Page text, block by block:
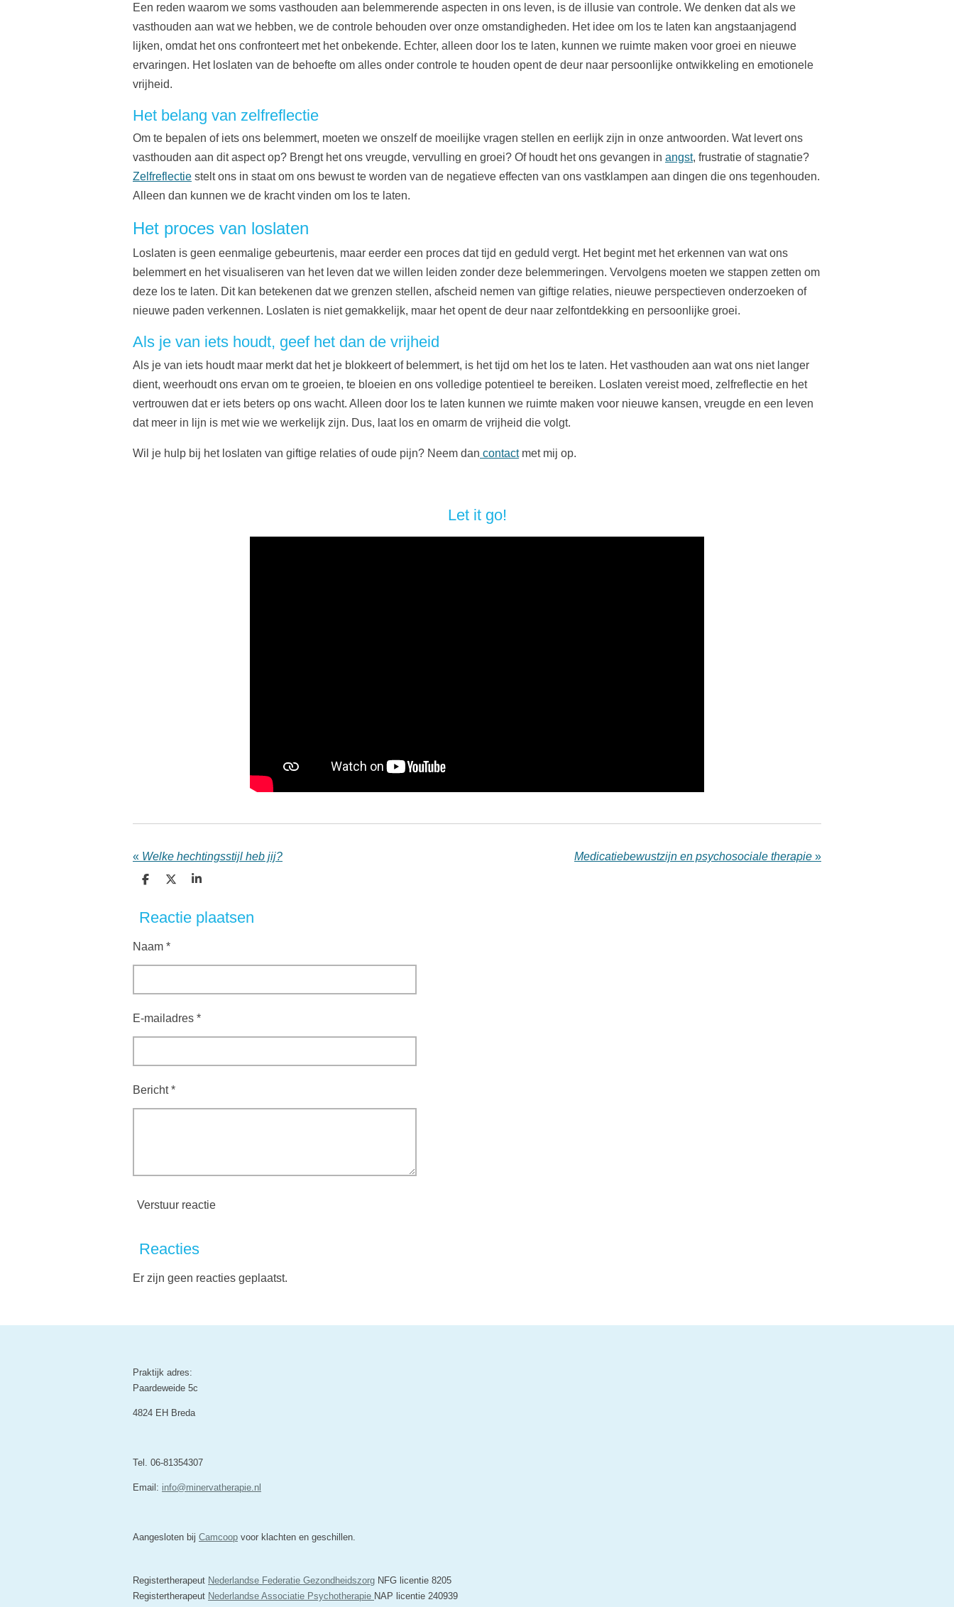
Een reden waarom we soms vasthouden aan belemmerende aspecten in ons leven, is de illusie van controle. We denken dat als we
vasthouden aan wat we hebben, we de controle behouden over onze omstandigheden. Het idee om los te laten kan angstaanjagend
lijken, omdat het ons confronteert met het onbekende. Echter, alleen door los te laten, kunnen we ruimte maken voor groei en nieuwe
ervaringen. Het loslaten van de behoefte om alles onder controle te houden opent de deur naar persoonlijke ontwikkeling en emotionele
vrijheid.
Het belang van zelfreflectie
Om te bepalen of iets ons belemmert, moeten we onszelf de moeilijke vragen stellen en eerlijk zijn in onze antwoorden. Wat levert ons
vasthouden aan dit aspect op? Brengt het ons vreugde, vervulling en groei? Of houdt het ons gevangen in angst, frustratie of stagnatie?
Zelfreflectie stelt ons in staat om ons bewust te worden van de negatieve effecten van ons vastklampen aan dingen die ons tegenhouden.
Alleen dan kunnen we de kracht vinden om los te laten.
Het proces van loslaten
Loslaten is geen eenmalige gebeurtenis, maar eerder een proces dat tijd en geduld vergt. Het begint met het erkennen van wat ons
belemmert en het visualiseren van het leven dat we willen leiden zonder deze belemmeringen. Vervolgens moeten we stappen zetten om
deze los te laten. Dit kan betekenen dat we grenzen stellen, afscheid nemen van giftige relaties, nieuwe perspectieven onderzoeken of
nieuwe paden verkennen. Loslaten is niet gemakkelijk, maar het opent de deur naar zelfontdekking en persoonlijke groei.
Als je van iets houdt, geef het dan de vrijheid
Als je van iets houdt maar merkt dat het je blokkeert of belemmert, is het tijd om het los te laten. Het vasthouden aan wat ons niet langer
dient, weerhoudt ons ervan om te groeien, te bloeien en ons volledige potentieel te bereiken. Loslaten vereist moed, zelfreflectie en het
vertrouwen dat er iets beters op ons wacht. Alleen door los te laten kunnen we ruimte maken voor nieuwe kansen, vreugde en een leven
dat meer in lijn is met wie we werkelijk zijn. Dus, laat los en omarm de vrijheid die volgt.
Wil je hulp bij het loslaten van giftige relaties of oude pijn? Neem dan contactmet mij op.
Let it go!
« Welke hechtingsstijl heb jij? Medicatiebewustzijn en psychosociale therapie »
D
e
D
l
S
r
e
Reactie plaatsen
Naam *
E-mailadres *
Bericht *
Verstuur reactie
Reacties
Er zijn geen reacties geplaatst.
Praktijk adres:
Paardeweide 5c
4824 EH Breda
Tel. 06-81354307
Email: info@minervatherapie.nl
Aangesloten bij Camcoop voor klachten en geschillen.
Registertherapeut Nederlandse Federatie Gezondheidszorg NFG licentie 8205
Registertherapeut Nederlandse Associatie Psychotherapie NAP licentie 240939